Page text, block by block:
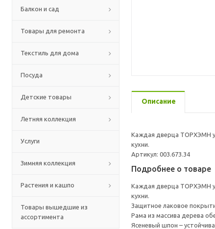
Балкон и сад
Товары для ремонта
Текстиль для дома
Посуда
Детские товары
Летняя коллекция
Услуги
Зимняя коллекция
Растения и кашпо
Товары вышедшие из
ассортимента
Описание
Каждая дверца ТОРХЭМН
кухни.
Артикул: 003.673.34
Подробнее о товаре
Каждая дверца ТОРХЭМН
кухни.
Защитное лаковое
Рама из массива дерева
Ясеневый шпон –